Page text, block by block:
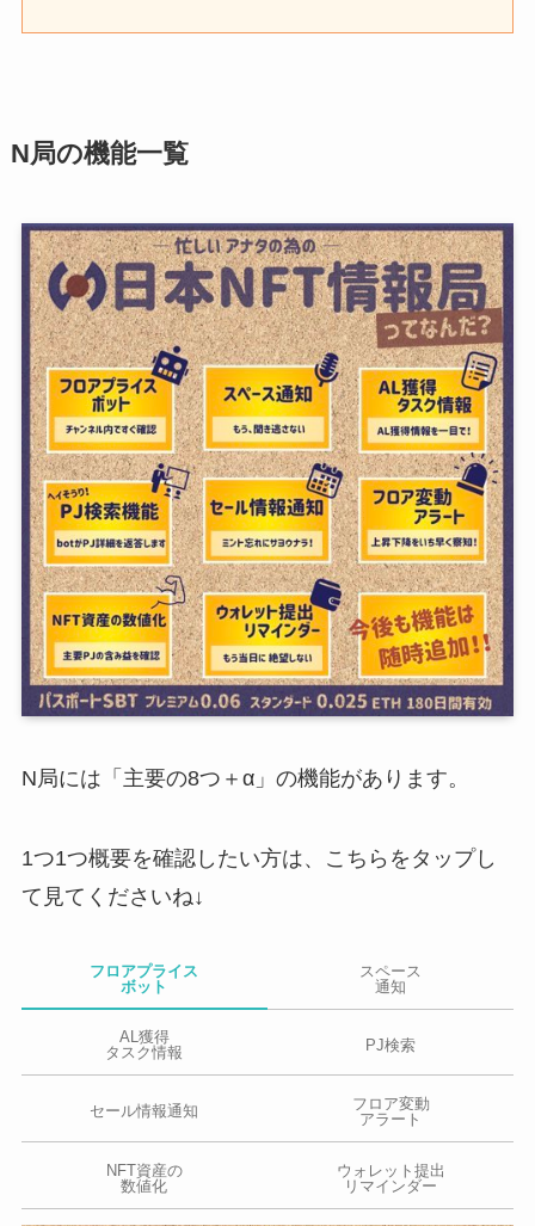
N局の機能一覧
N局には「主要の8つ＋α」の機能があります。
1つ1つ概要を確認したい方は、こちらをタップし
て見てくださいね↓
フロアプライス
ボット
スペース
通知
AL獲得
タスク情報
PJ検索
セール情報通知
フロア変動
アラート
NFT資産の
数値化
ウォレット提出
リマインダー